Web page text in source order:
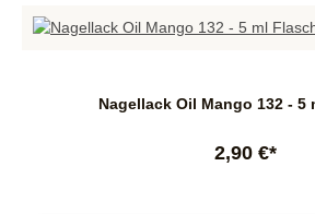
Nagellack Oil Mango 132 - 5
2,90 €*